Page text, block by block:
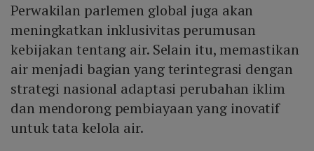
Perwakilan parlemen global juga akan
meningkatkan inklusivitas perumusan
kebijakan tentang air. Selain itu, memastikan
air menjadi bagian yang terintegrasi dengan
strategi nasional adaptasi perubahan iklim
dan mendorong pembiayaan yang inovatif
untuk tata kelola air.